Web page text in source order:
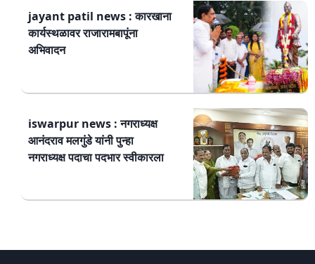
jayant patil news : कारखाना
कार्यस्थळावर राजारामबापूंना
अभिवादन
iswarpur news : नगराध्यक्ष
आनंदराव मलगुंडे यांनी पुन्हा
नगराध्यक्ष पदाचा पदभार स्वीकारला